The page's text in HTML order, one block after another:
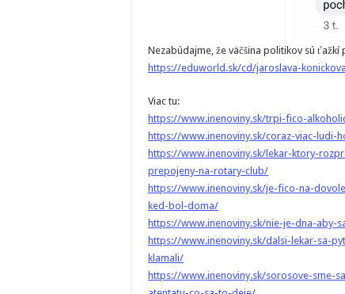
Nezabúdajme, že väčšina politikov sú
https://eduworld.sk/cd/jaroslava-
Viac tu:
https://www.inenoviny.sk/trpi-fico-
https://www.inenoviny.sk/coraz-viac-
https://www.inenoviny.sk/lekar-ktory-
prepojeny-na-rotary-club/
https://www.inenoviny.sk/je-fico-na-
ked-bol-doma/
https://www.inenoviny.sk/nie-je-dna-aby-
https://www.inenoviny.sk/dalsi-lekar-sa-
klamali/
https://www.inenoviny.sk/sorosove-sme-